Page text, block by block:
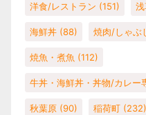
洋食/レストラン (151)
海鮮丼 (88) 焼肉/しゃぶ
焼魚・煮魚 (112)
牛丼・海鮮丼・丼物/カレー
秋葉原 (90) 稲荷町 (232)